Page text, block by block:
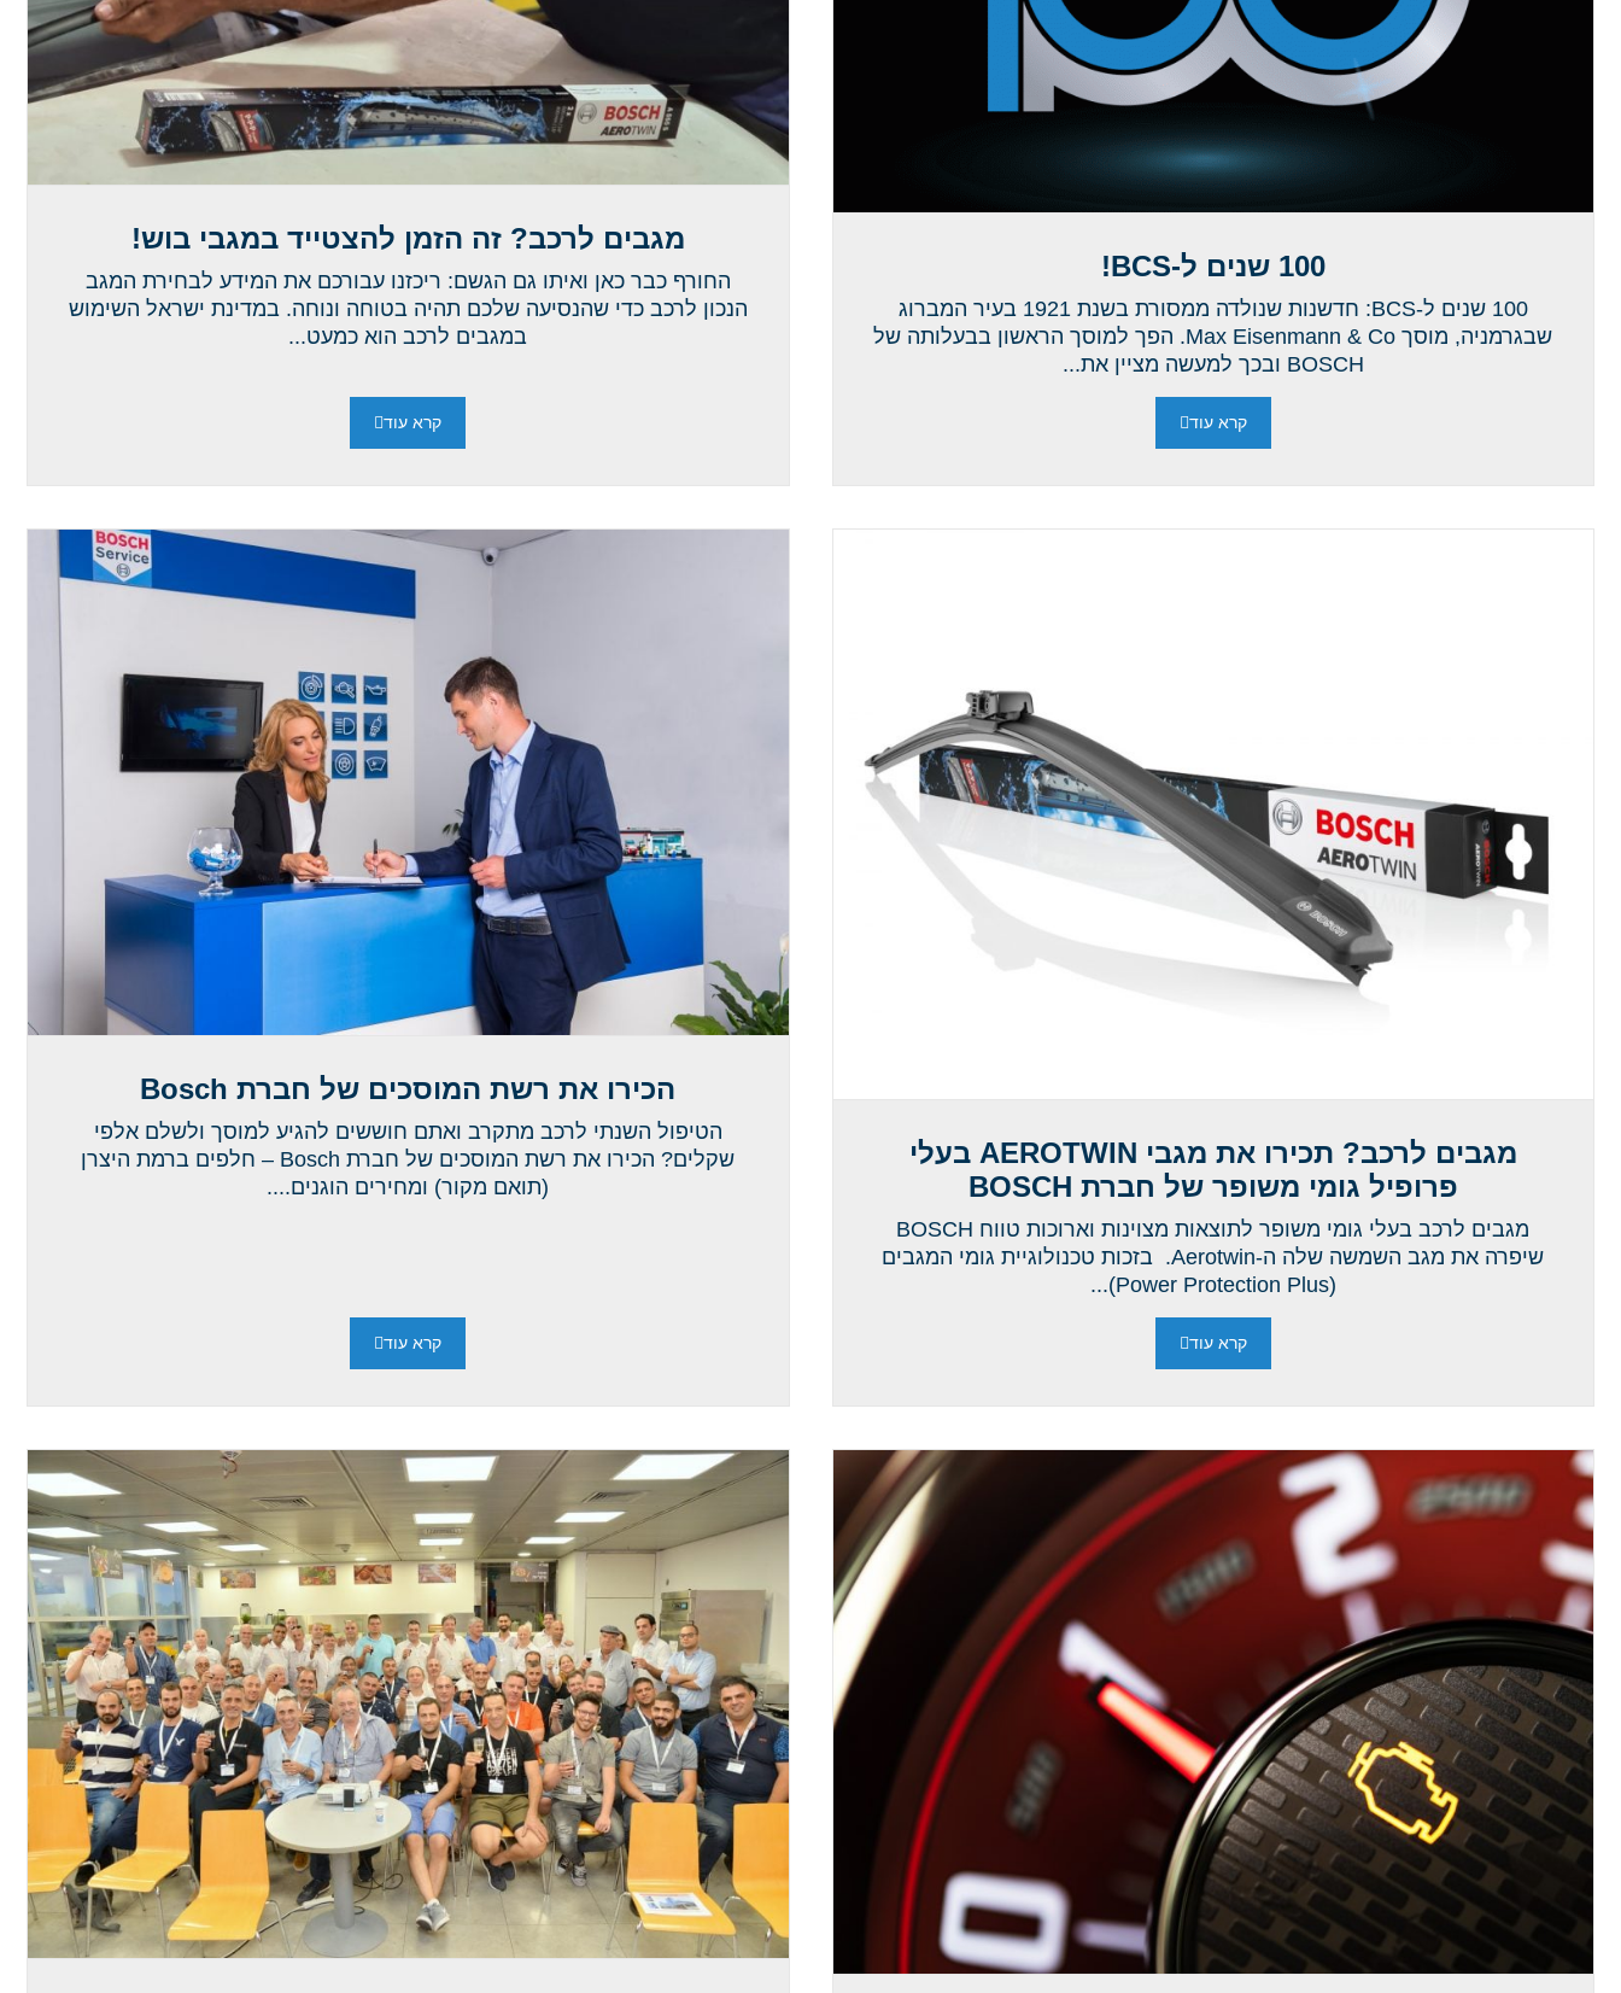
100 שנים ל-BCS!
100 שנים ל-BCS: חדשנות שנולדה ממסורת בשנת 1921 בעיר המברוג
שבגרמניה, מוסך Max Eisenmann & Co. הפך למוסך הראשון בבעלותה של
BOSCH ובכך למעשה מציין את...
קרא עוד
מגבים לרכב? זה הזמן להצטייד במגבי בוש!
החורף כבר כאן ואיתו גם הגשם: ריכזנו עבורכם את המידע לבחירת המגב
הנכון לרכב כדי שהנסיעה שלכם תהיה בטוחה ונוחה. במדינת ישראל השימוש
במגבים לרכב הוא כמעט...
קרא עוד
מגבים לרכב? תכירו את מגבי AEROTWIN בעלי
פרופיל גומי משופר של חברת BOSCH
מגבים לרכב בעלי גומי משופר לתוצאות מצוינות וארוכות טווח BOSCH
שיפרה את מגב השמשה שלה ה-Aerotwin. בזכות טכנולוגיית גומי המגבים
(Power Protection Plus)...
קרא עוד
הכירו את רשת המוסכים של חברת Bosch
הטיפול השנתי לרכב מתקרב ואתם חוששים להגיע למוסך ולשלם אלפי
שקלים? הכירו את רשת המוסכים של חברת Bosch – חלפים ברמת היצרן
(תואם מקור) ומחירים הוגנים....
קרא עוד